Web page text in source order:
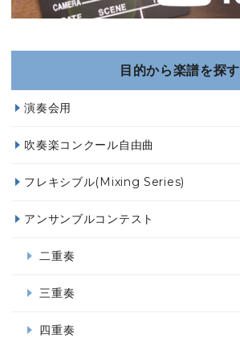
目的から楽譜を探す
演奏会用
吹奏楽コンクール自由曲
フレキシブル(Mixing Series)
アンサンブルコンテスト
二重奏
三重奏
四重奏